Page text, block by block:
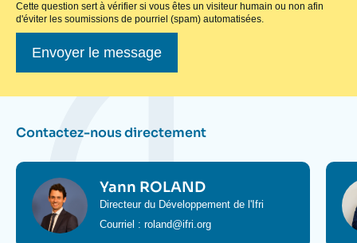
Cette question sert à vérifier si vous êtes un visiteur humain ou non afin
d'éviter les soumissions de pourriel (spam) automatisées.
Contactez-nous directement
Contactez-
nous
directement
Photo
Prénom
de
l'expert
Yann Nom
de
l'expert
ROLAND
Intitulé
du
Directeur du Développement de l'Ifri
Courriel : Email
roland@ifri.org